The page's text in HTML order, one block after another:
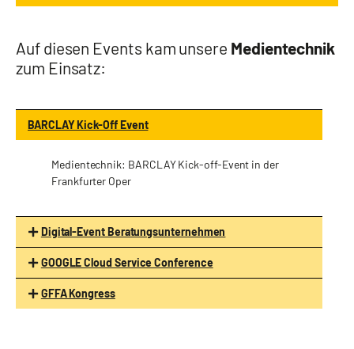
Auf diesen Events kam unsere Medientechnik
zum Einsatz:
BARCLAY Kick-Off Event
Medientechnik: BARCLAY Kick-off-Event in der
Frankfurter Oper
Digital-Event Beratungsunternehmen
GOOGLE Cloud Service Conference
GFFA Kongress